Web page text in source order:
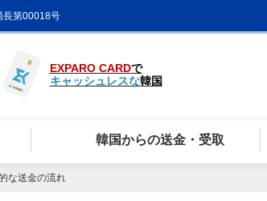
長第00018号
EXPARO CARDで
キャッシュレスな韓国
韓国からの送金・受取
な送金の流れ